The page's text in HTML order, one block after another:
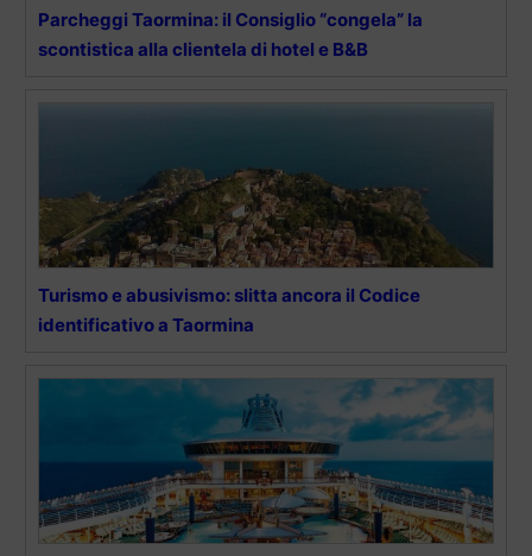
Parcheggi Taormina: il Consiglio “congela” la
scontistica alla clientela di hotel e B&B
Turismo e abusivismo: slitta ancora il Codice
identificativo a Taormina